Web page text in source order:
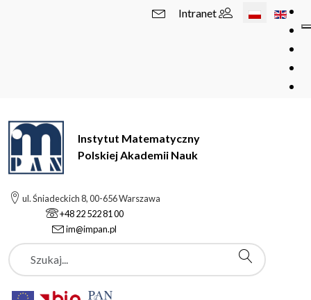
Wybierz swój
Intranet
Instytut Matematyczny
Polskiej Akademii Nauk
ul. Śniadeckich 8, 00-656 Warszawa
+48 22 522 81 00
im@impan.pl
Szukaj